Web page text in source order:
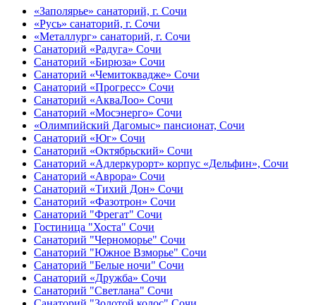
«Заполярье» санаторий, г. Сочи
«Русь» санаторий, г. Сочи
«Металлург» санаторий, г. Сочи
Санаторий «Радуга» Сочи
Санаторий «Бирюза» Сочи
Санаторий «Чемитоквадже» Сочи
Санаторий «Прогресс» Сочи
Санаторий «АкваЛоо» Сочи
Санаторий «Мосэнерго» Сочи
«Олимпийский Дагомыс» пансионат, Сочи
Санаторий «Юг» Сочи
Санаторий «Октябрьский» Сочи
Санаторий «Адлеркурорт» корпус «Дельфин», Сочи
Санаторий «Аврора» Сочи
Санаторий «Тихий Дон» Сочи
Санаторий «Фазотрон» Сочи
Санаторий "Фрегат" Сочи
Гостиница "Хоста" Сочи
Санаторий "Черноморье" Сочи
Санаторий "Южное Взморье" Сочи
Санаторий "Белые ночи" Сочи
Санаторий «Дружба» Сочи
Санаторий "Светлана" Сочи